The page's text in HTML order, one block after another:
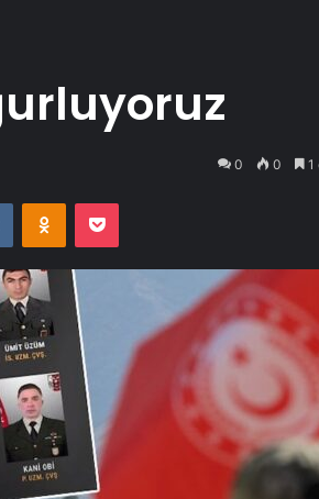
0 0 1
VKontakteOdnoklassniki
Pocket